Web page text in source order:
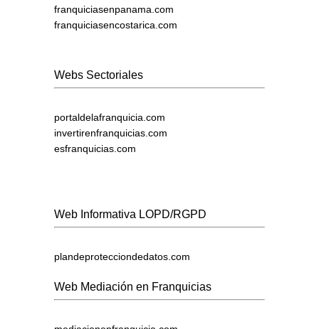
franquiciasenpanama.com
franquiciasencostarica.com
Webs Sectoriales
portaldelafranquicia.com
invertirenfranquicias.com
esfranquicias.com
Web Informativa LOPD/RGPD
plandeprotecciondedatos.com
Web Mediación en Franquicias